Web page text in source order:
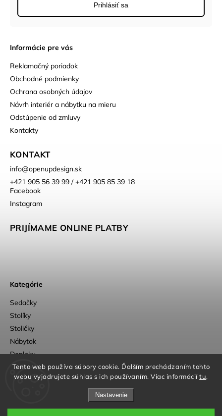
Tento web používa súbory cookie. Ďalším prechádzaním tohto
webu vyjadrujete súhlas s ich používaním. Viac informáciítu.
Nastavenie
Informácie pre vás
Reklamačný poriadok
Obchodné podmienky
Ochrana osobných údajov
Návrh interiér a nábytku na mieru
Odstúpenie od zmluvy
Kontakty
KONTAKT
info@openupdesign.sk
+421 905 56 39 99 / +421 905 85 39 18
Facebook
Instagram
PRIJÍMAME ONLINE PLATBY
Kategórie
Sedačky
Stolíky
Stoličky
Nábytok
Doplnky
Outlet
Prihlásiť sa